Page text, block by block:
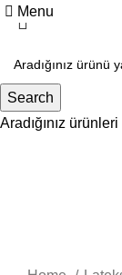
Menu
Search
Aradığınız